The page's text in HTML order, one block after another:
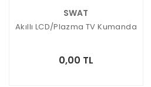
SWAT
Akıllı LCD/Plazma TV Kumanda
0,00 TL